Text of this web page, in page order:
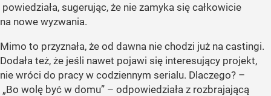
powiedziała, sugerując, że nie zamyka się całkowicie
na nowe wyzwania.
Mimo to przyznała, że od dawna nie chodzi już na castingi.
Dodała też, że jeśli nawet pojawi się interesujący projekt,
nie wróci do pracy w codziennym serialu. Dlaczego? –
„Bo wolę być w domu” – odpowiedziała z rozbrajającą